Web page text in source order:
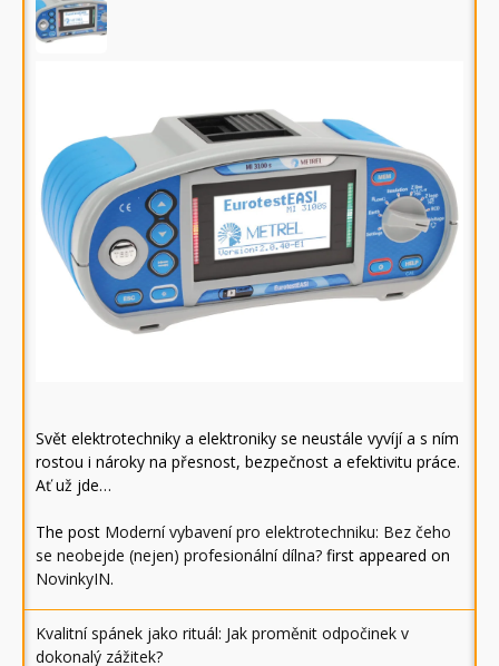
Svět elektrotechniky a elektroniky se neustále vyvíjí a s ním
rostou i nároky na přesnost, bezpečnost a efektivitu práce.
Ať už jde…
The post Moderní vybavení pro elektrotechniku: Bez čeho
se neobejde (nejen) profesionální dílna? first appeared on
NovinkyIN.
Kvalitní spánek jako rituál: Jak proměnit odpočinek v
dokonalý zážitek?